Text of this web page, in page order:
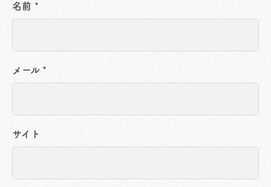
名前 *
メール *
サイト